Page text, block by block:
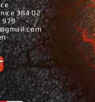
384 02
979